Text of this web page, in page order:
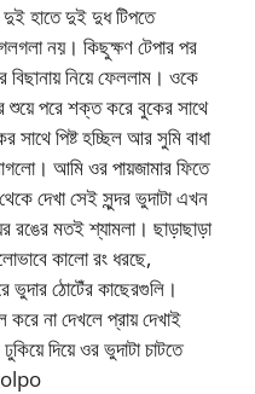
হাতে দুই দুধ টিপতে
নয়। কিছুক্ষণ টেপার পর
নিয়ে ফেললাম। ওকে
শুয়ে পরে শক্ত করে বুকের সাথে
পিষ্ট হচ্ছিল আর সুমি বাধা
আমি ওর পায়জামার ফিতে
দেখা সেই সুন্দর ভুদাটা এখন
রঙের মতই শ্যামলা। ছাড়াছাড়া
কালো রং ধরছে,
ঠোটেঁর কাছেরগুলি।
না দেখলে প্রায় দেখাই
দিয়ে ওর ভুদাটা চাটতে